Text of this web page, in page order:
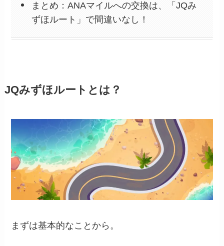
まとめ：ANAマイルへの交換は、「JQみ
ずほルート」で間違いなし！
JQみずほルートとは？
まずは基本的なことから。